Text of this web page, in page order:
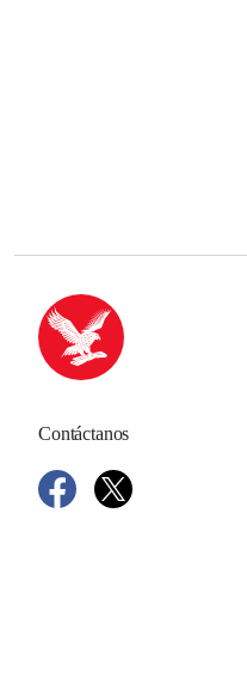
Contáctanos